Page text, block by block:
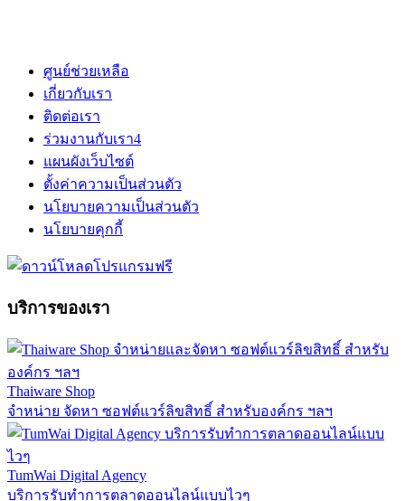
ศูนย์ช่วยเหลือ
เกี่ยวกับเรา
ติดต่อเรา
ร่วมงานกับเรา4
แผนผังเว็บไซต์
ตั้งค่าความเป็นส่วนตัว
นโยบายความเป็นส่วนตัว
นโยบายคุกกี้
บริการของเรา
Thaiware Shop
จำหน่าย จัดหา ซอฟต์แวร์ลิขสิทธิ์ สำหรับองค์กร ฯลฯ
TumWai Digital Agency
บริการรับทำการตลาดออนไลน์แบบไวๆ